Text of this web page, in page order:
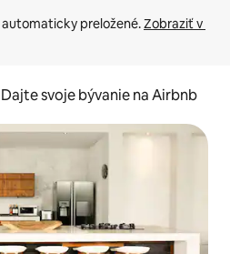
preložené. Zobraziť v
Dajte svoje bývanie na Airbnb